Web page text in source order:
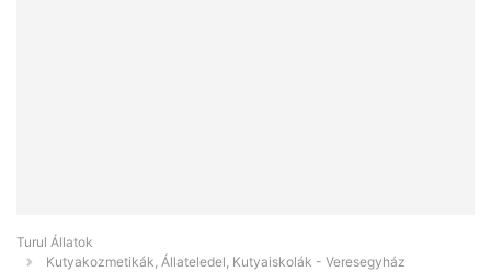
Turul Állatok
Kutyakozmetikák, Állateledel, Kutyaiskolák - Veresegyház